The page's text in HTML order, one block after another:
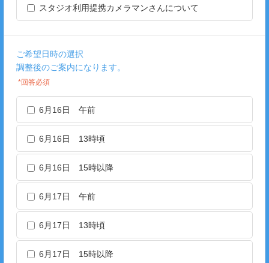
スタジオ利用提携カメラマンさんについて
ご希望日時の選択
調整後のご案内になります。
*回答必須
6月16日 午前
6月16日 13時頃
6月16日 15時以降
6月17日 午前
6月17日 13時頃
6月17日 15時以降